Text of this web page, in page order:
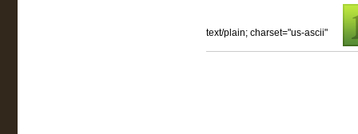
text/plain; charset="us-ascii"